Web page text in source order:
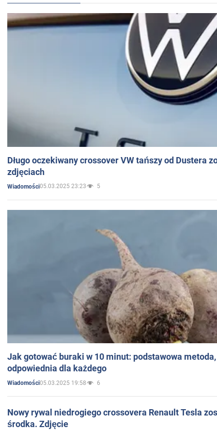
Długo oczekiwany crossover VW tańszy od Dustera
zdjęciach
Wiadomości05.03.2025 23:23 5
Jak gotować buraki w 10 minut: podstawowa
odpowiednia dla każdego
Wiadomości05.03.2025 19:58 6
Nowy rywal niedrogiego crossovera Renault Tesla
środka. Zdjęcie